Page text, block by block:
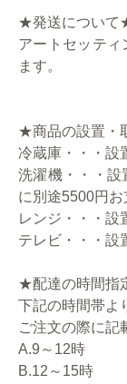
★発送について
アートセッティ
ます。
★商品の設置・
冷蔵庫・・・設
洗濯機・・・
に別途5500円
レンジ・・・設
テレビ・・・設
★配達の時間指
下記の時間帯よ
ご注文の際に記
A.9～12時
B.12～15時